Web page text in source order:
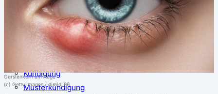
⚖️ Vergleich & Rechner
Krankenkassenvergleich
Krankenkassenrechner
↔ Wechsel
Krankenkassenwechsel
Kündigung
Musterkündigung
Gerstenkorn am Auge
(c) Getty Images / dimid_86